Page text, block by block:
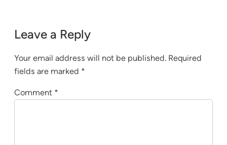
Leave a Reply
Your email address will not be published. Required
fields are marked *
Comment *